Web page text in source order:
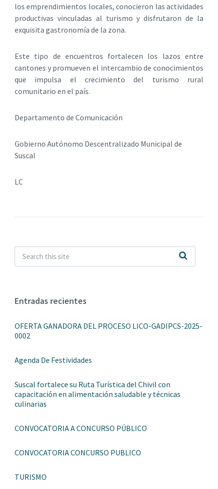
los emprendimientos locales, conocieron las actividades
productivas vinculadas al turismo y disfrutaron de la
exquisita gastronomía de la zona.
Este tipo de encuentros fortalecen los lazos entre
cantones y promueven el intercambio de conocimientos
que impulsa el crecimiento del turismo rural
comunitario en el país.
Departamento de Comunicación
Gobierno Autónomo Descentralizado Municipal de
Suscal
LC
Entradas recientes
OFERTA GANADORA DEL PROCESO LICO-GADIPCS-2025-
0002
Agenda De Festividades
Suscal fortalece su Ruta Turística del Chivil con
capacitación en alimentación saludable y técnicas
culinarias
CONVOCATORIA A CONCURSO PÚBLICO
CONVOCATORIA CONCURSO PUBLICO
TURISMO